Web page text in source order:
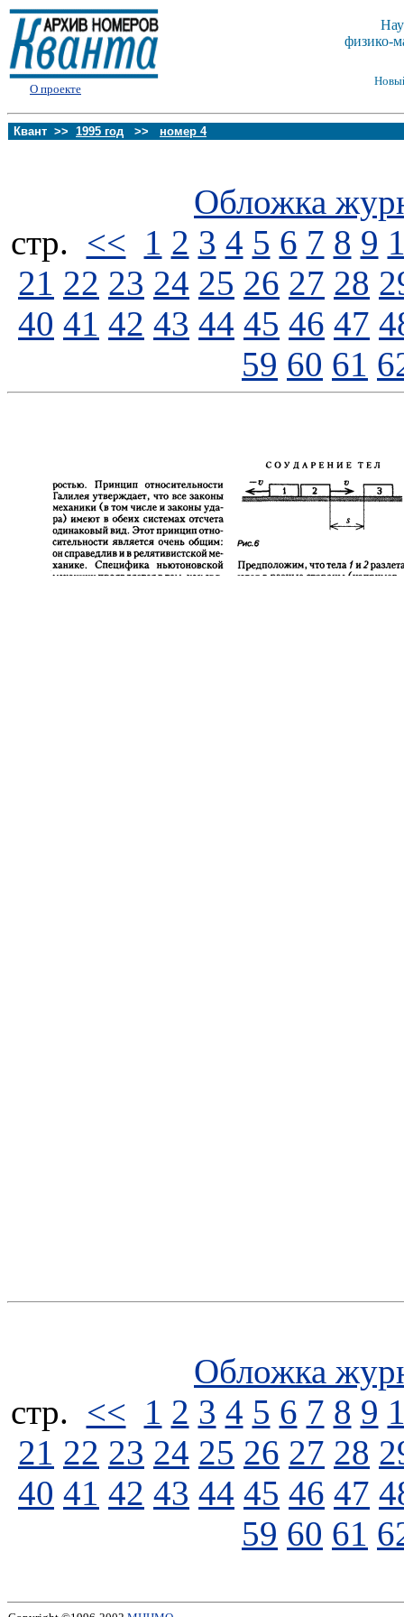
О проекте
физико-
Квант >> 1995 год >> номер 4
Обложка
стp. << 1 2 3 4 5 6 7 8 9
21 22 23 24 25 26 27 28
40 41 42 43 44 45 46 47
59 60 61
Обложка
стp. << 1 2 3 4 5 6 7 8 9
21 22 23 24 25 26 27 28
40 41 42 43 44 45 46 47
59 60 61